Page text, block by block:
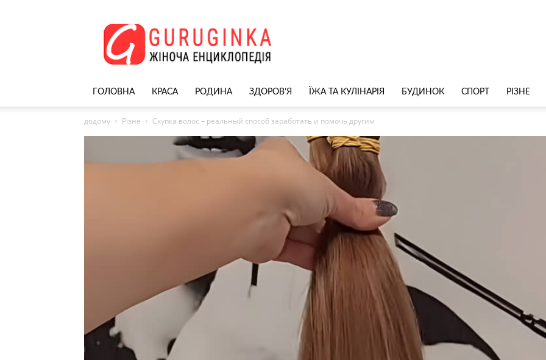
Жіночий
сайт
nekrasivyh.net
ГОЛОВНА КРАСА РОДИНА ЗДОРОВ’Я ЇЖА ТА КУЛІНАРІЯ БУДИНОК СПОРТ РІЗНЕ
додому Різне Скупка волос – реальный способ заработать и помочь другим